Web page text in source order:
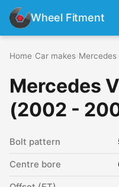
Wheel Fitment
Home Car makes Mercedes
Mercedes
(2002 -
Bolt pattern
Centre bore